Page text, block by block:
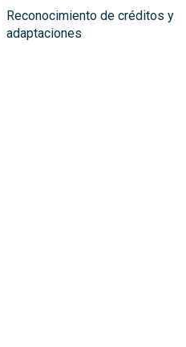
Reconocimiento de créditos y
adaptaciones